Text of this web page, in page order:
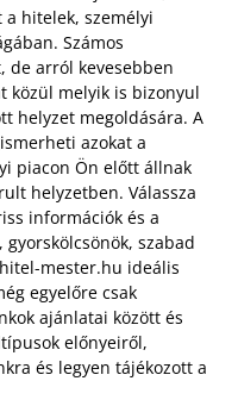
a hitelek, személyi
Számos
de arról kevesebben
közül melyik is bizonyul
helyzet megoldására. A
azokat a
piacon Ön előtt állnak
helyzetben. Válassza
információk és a
szabad
mester.hu ideális
egyelőre csak
ajánlatai között és
előnyeiről,
és legyen tájékozott a